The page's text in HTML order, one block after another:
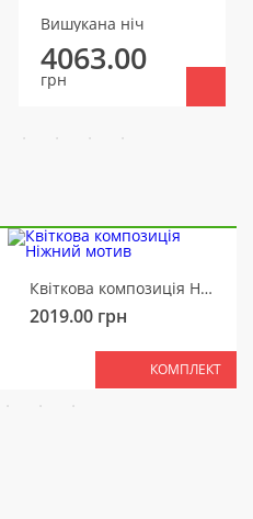
Вишукана ніч
4063.00
грн
Квіткова композиція Ніжний мотив
2019.00 грн
КОМПЛЕКТ